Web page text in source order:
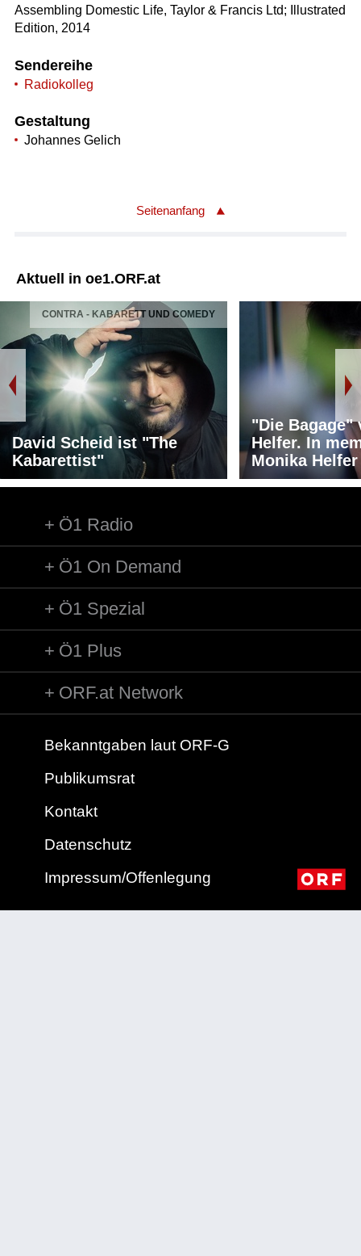
Assembling Domestic Life, Taylor & Francis Ltd; Illustrated
Edition, 2014
Sendereihe
Radiokolleg
Gestaltung
Johannes Gelich
Seitenanfang
Aktuell in oe1.ORF.at
CONTRA - KABARETT UND COMEDY
David Scheid ist "The
Kabarettist"
"Die Bagage"
Helfer. In
Monika Helfer
Ö1 Radio
Ö1 On Demand
Ö1 Spezial
Ö1 Plus
ORF.at Network
Bekanntgaben laut ORF-G
Publikumsrat
Kontakt
Datenschutz
Impressum/Offenlegung